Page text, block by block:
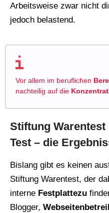
Arbeitsweise zwar nicht
jedoch belastend.
Vor allem im beruflichen
nachteilig auf die
Stiftung
Test – die
Bislang gibt es keinen
Stiftung Warentest, der
interne Festplattezu
Blogger,